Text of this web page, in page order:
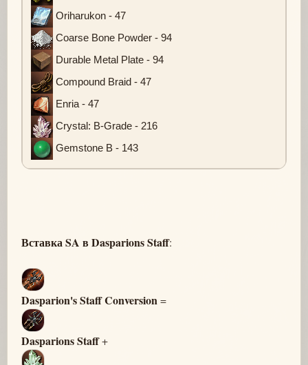
Oriharukon - 47
Coarse Bone Powder - 94
Durable Metal Plate - 94
Compound Braid - 47
Enria - 47
Crystal: B-Grade - 216
Gemstone B - 143
Вставка SA в Dasparions Staff:
Dasparion's Staff Conversion =
Dasparions Staff+